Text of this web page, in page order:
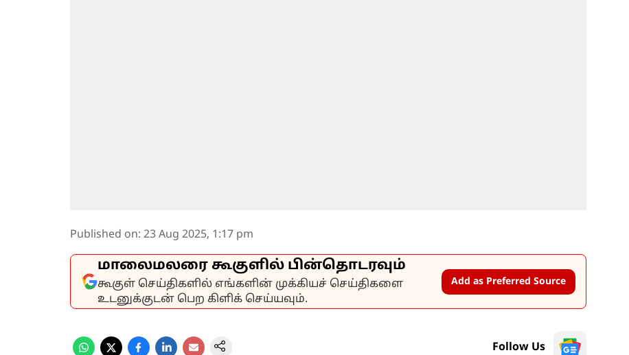
Published on: 23 Aug 2025, 1:17 pm
மாலைமலரை கூகுளில் பின்தொடரவும்
கூகுள் செய்திகளில் எங்களின் முக்கியச் செய்திகளை
உடனுக்குடன் பெற கிளிக் செய்யவும்.
Add as Preferred Source
Follow Us